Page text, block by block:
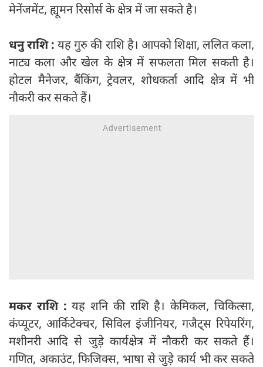
मेनेंजमेंट, ह्यूमन रिसोर्स के क्षेत्र में जा सकते है।
धनु राशि :यह गुरु की राशि है। आपको शिक्षा, ललित कला,
नाट्य कला और खेल के क्षेत्र में सफलता मिल सकती है।
होटल मैनेजर, बैंकिंग, ट्रेवलर, शोधकर्ता आदि क्षेत्र में भी
नौकरी कर सकते हैं।
मकर राशि :यह शनि की राशि है। केमिकल, चिकित्सा,
कंप्यूटर, आर्किटेक्चर, सिविल इं‍जीनियर, गजैट्स रिपेयरिंग,
मशीनरी आदि से जुड़े कार्यक्षेत्र में नौकरी कर सकते हैं।
गणित, अकाउंट, फिजिक्स, भाषा से जुड़े कार्य भी कर सकते